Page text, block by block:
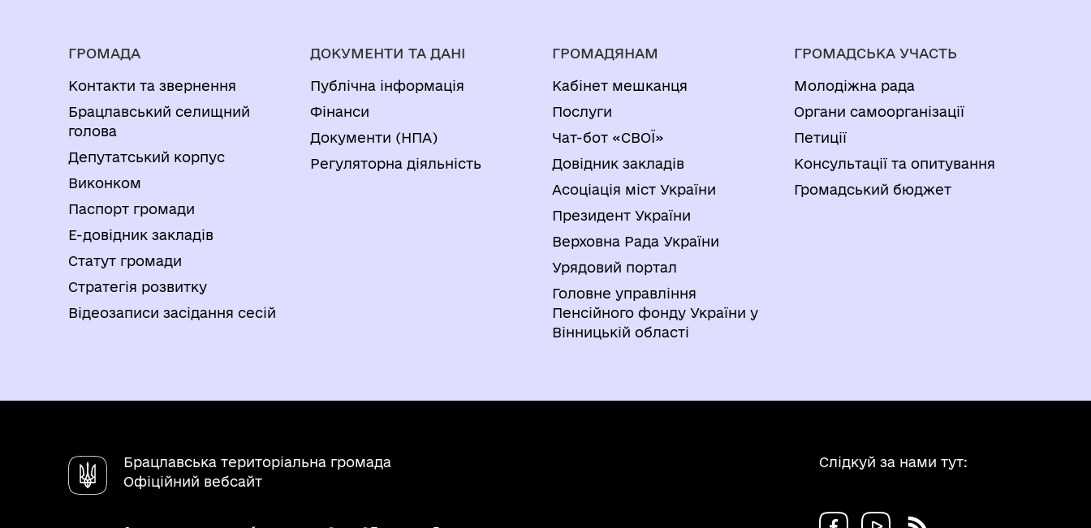
ГРОМАДА
Контакти та звернення
Брацлавський селищний
голова
Депутатський корпус
Виконком
Паспорт громади
Е-довідник закладів
Статут громади
Стратегія розвитку
Відеозаписи засідання сесій
ДОКУМЕНТИ ТА ДАНІ
Публічна інформація
Фінанси
Документи (НПА)
Регуляторна діяльність
ГРОМАДЯНАМ
Кабінет мешканця
Послуги
Чат-бот «СВОЇ»
Довідник закладів
Асоціація міст України
Президент України
Верховна Рада України
Урядовий портал
Головне управління
Пенсійного фонду України у
Вінницькій області
ГРОМАДСЬКА УЧАСТЬ
Молодіжна рада
Органи самоорганізації
Петиції
Консультації та опитування
Громадський бюджет
Брацлавська територіальна громада
Офіційний вебсайт
Слідкуй за нами тут: